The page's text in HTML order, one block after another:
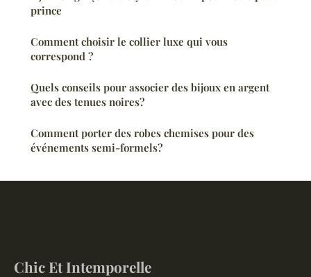
prince
Comment choisir le collier luxe qui vous
correspond ?
Quels conseils pour associer des bijoux en argent
avec des tenues noires?
Comment porter des robes chemises pour des
événements semi-formels?
Chic Et Intemporelle